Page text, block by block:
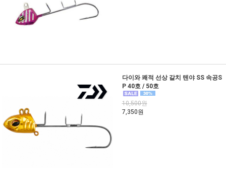
다이와 쾌적 선상 갈치 텐야 SS 속공S
P 40호 / 50호
10,500원
7,350원